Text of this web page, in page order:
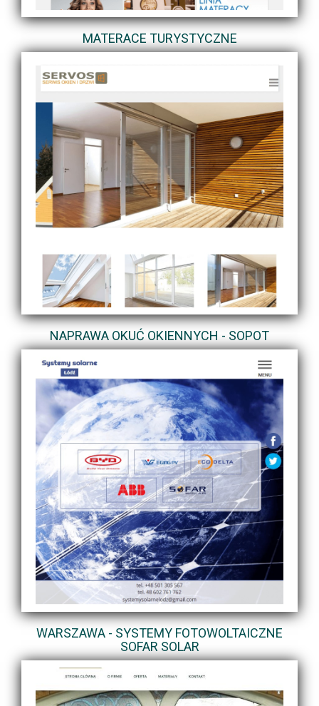
MATERACE TURYSTYCZNE
NAPRAWA OKUĆ OKIENNYCH - SOPOT
WARSZAWA - SYSTEMY FOTOWOLTAICZNE
SOFAR SOLAR